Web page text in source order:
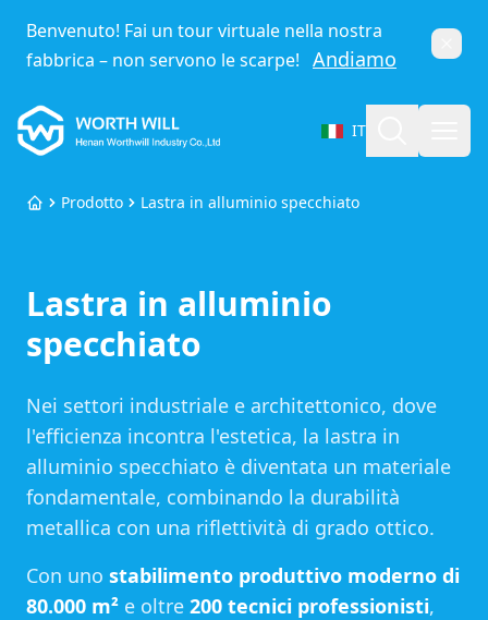
Benvenuto! Fai un tour virtuale nella nostra
fabbrica – non servono le scarpe! Andiamo Chiudi
Worthwill
IT
Seleziona lingua
HomeProdotto Lastra in alluminio specchiato
Lastra in alluminio
specchiato
Nei settori industriale e architettonico, dove
l'efficienza incontra l'estetica, la lastra in
alluminio specchiato è diventata un materiale
fondamentale, combinando la durabilità
metallica con una riflettività di grado ottico.
Con uno stabilimento produttivo moderno di
80.000 m² e oltre 200 tecnici professionisti,